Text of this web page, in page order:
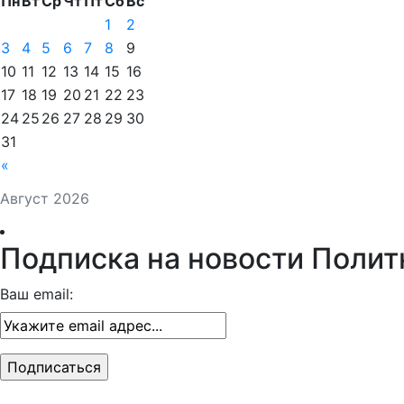
Август 2026
«
1
2
3
4 5 6 7 8
9
10 11 12 13 14 15 16
17 18 19 20 21 22 23
24 25 26 27 28 29 30
31
Подписка на новости
Ваш email: